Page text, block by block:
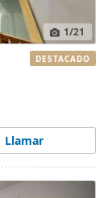
1/21
Llamar
DESTACADO